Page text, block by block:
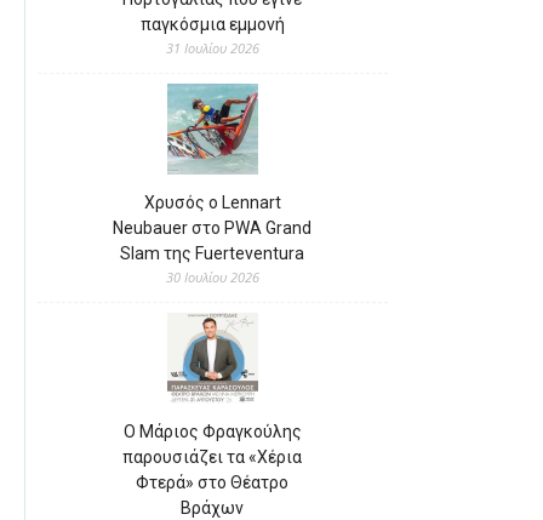
παγκόσμια εμμονή
31 Ιουλίου 2026
Χρυσός ο Lennart
Neubauer στο PWA Grand
Slam της Fuerteventura
30 Ιουλίου 2026
Ο Μάριος Φραγκούλης
παρουσιάζει τα «Χέρια
Φτερά» στο Θέατρο
Βράχων